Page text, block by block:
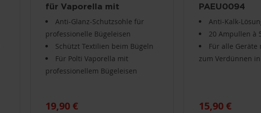
für Vaporella mit
professioneller
Anti-Glanz-Schutzsohle für
professionelle Bügeleisen
Schützt Textilien beim Bügeln
Für Polti Vaporella mit
professionellem Bügeleisen
19,90 €
PAEU0094
Anti-Kalk-
20 Ampullen à
Für alle Geräte
zum Verdünnen
15,90 €